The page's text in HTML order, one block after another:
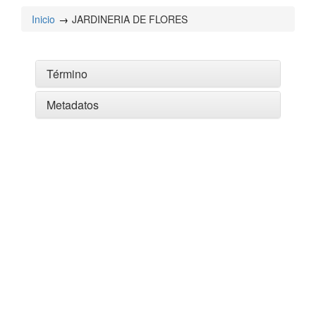
Inicio JARDINERIA DE FLORES
Término
Metadatos